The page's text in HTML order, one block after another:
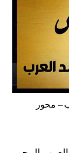
– محور